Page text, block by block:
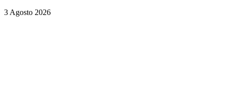
3 Agosto 2026